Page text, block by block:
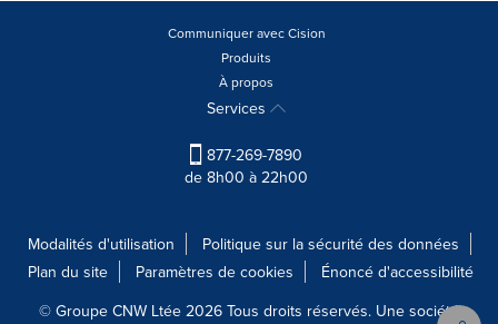
Communiquer avec Cision
Produits
À propos
Services
877-269-7890
de 8h00 à 22h00
Modalités d'utilisation
Politique sur la sécurité des données
Plan du site
Paramètres de cookies
Énoncé d'accessibilité
© Groupe CNW Ltée 2026 Tous droits réservés. Une société